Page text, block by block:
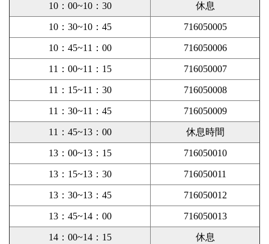
10：00~10：30 休息
10：30~10：45 716050005
10：45~11：00 716050006
11：00~11：15 716050007
11：15~11：30 716050008
11：30~11：45 716050009
11：45~13：00 休息時間
13：00~13：15 716050010
13：15~13：30 716050011
13：30~13：45 716050012
13：45~14：00 716050013
14：00~14：15 休息